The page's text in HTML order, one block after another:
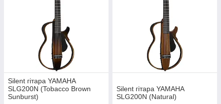
Silent гітара YAMAHA
SLG200N (Tobacco Brown
Sunburst)
Silent гітара YAMAHA
SLG200N (Natural)